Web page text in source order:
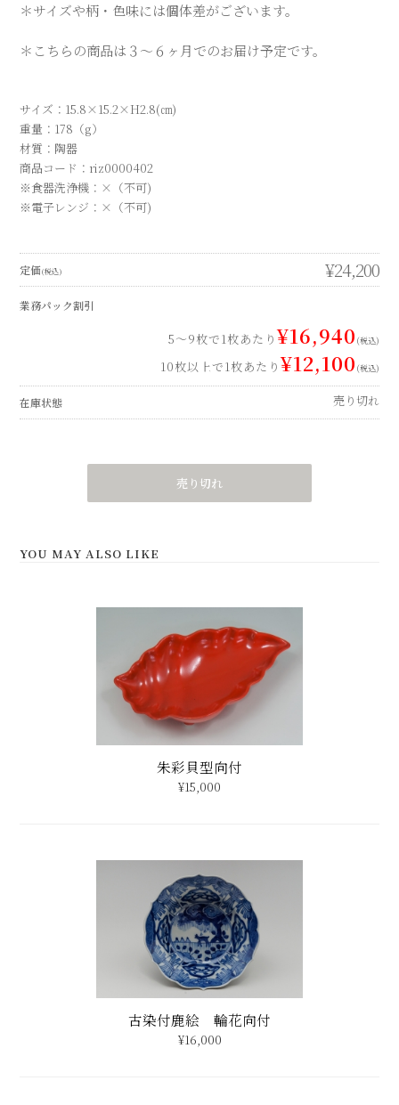
＊サイズや柄・色味には個体差がございます。
＊こちらの商品は３～６ヶ月でのお届け予定です。
サイズ：15.8×15.2×H2.8(㎝)
重量：178（g）
材質：陶器
商品コード：riz0000402
※食器洗浄機：×（不可)
※電子レンジ：×（不可)
定価(税込) ¥24,200
業務パック割引
5～9枚で1枚あたり¥16,940 (税込)
10枚以上で1枚あたり¥12,100 (税込)
在庫状態 売り切れ
売り切れ
YOU MAY ALSO LIKE
朱彩貝型向付
¥15,000
古染付鹿絵 輪花向付
¥16,000